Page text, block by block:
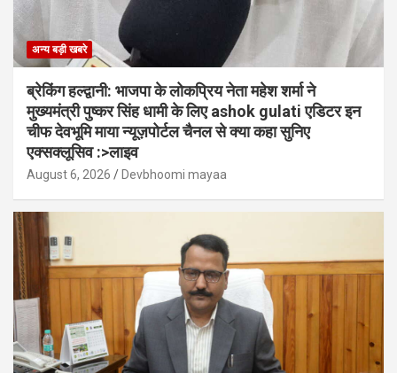
अन्य बड़ी खबरे
ब्रेकिंग हल्द्वानी: भाजपा के लोकप्रिय नेता महेश शर्मा ने
मुख्यमंत्री पुष्कर सिंह धामी के लिए ashok gulati एडिटर इन
चीफ देवभूमि माया न्यूज़पोर्टल चैनल से क्या कहा सुनिए
एक्सक्लूसिव :>लाइव
August 6, 2026 Devbhoomi mayaa